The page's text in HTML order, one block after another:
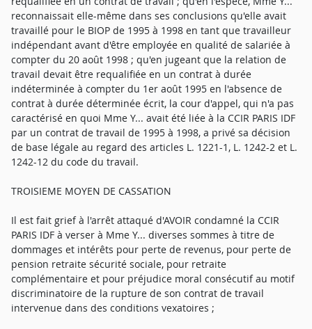
reconnaissait elle-même dans ses conclusions qu'elle avait
travaillé pour le BIOP de 1995 à 1998 en tant que travailleur
indépendant avant d'être employée en qualité de salariée à
compter du 20 août 1998 ; qu'en jugeant que la relation de
travail devait être requalifiée en un contrat à durée
indéterminée à compter du 1er août 1995 en l'absence de
contrat à durée déterminée écrit, la cour d'appel, qui n'a pas
caractérisé en quoi Mme Y... avait été liée à la CCIR PARIS IDF
par un contrat de travail de 1995 à 1998, a privé sa décision
de base légale au regard des articles L. 1221-1, L. 1242-2 et L.
1242-12 du code du travail.
TROISIEME MOYEN DE CASSATION
Il est fait grief à l'arrêt attaqué d'AVOIR condamné la CCIR
PARIS IDF à verser à Mme Y... diverses sommes à titre de
dommages et intérêts pour perte de revenus, pour perte de
pension retraite sécurité sociale, pour retraite
complémentaire et pour préjudice moral consécutif au motif
discriminatoire de la rupture de son contrat de travail
intervenue dans des conditions vexatoires ;